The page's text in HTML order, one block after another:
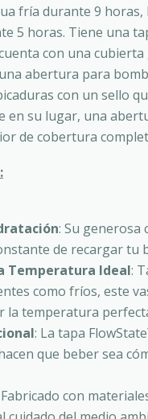
fría durante 9 horas,
5 horas. Tiene una
con una
abertura para
con un sello
en su lugar, una
de cobertura
: Su generosa
de recargar tu
Temperatura Ideal:
como fríos, este
la temperatura
: La tapa
que beber sea
con